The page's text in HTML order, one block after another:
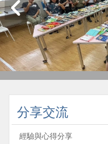
分享交流
經驗與心得分享